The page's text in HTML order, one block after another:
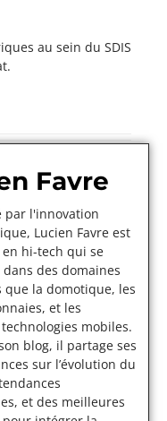
au sein du SDIS
Favre
par l'innovation
Lucien Favre est
hi-tech qui se
des domaines
que la domotique, les
et les
mobiles.
blog, il partage ses
sur l’évolution du
et des meilleures